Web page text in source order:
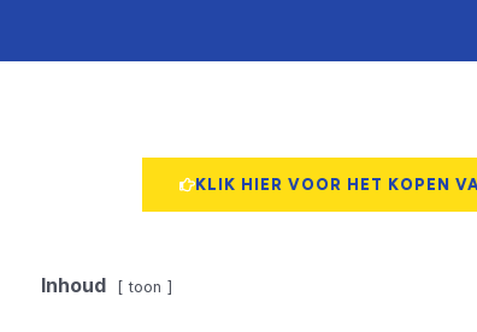
KLIK HIER VOOR HET KOPEN
Inhoud toon